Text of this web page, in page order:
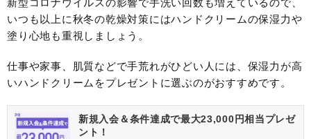
いつも以上に秋冬の乾燥対策にはハンドクリームの保湿力や
塗り心地も重視しましょう。
仕事や家事、肌質などで手荒れがひどい人には、保湿力が高
いハンドクリームをプレゼントに選ぶのがおすすめです。
新規入会＆条件達成で最大23,000円相当プレゼ
ント！